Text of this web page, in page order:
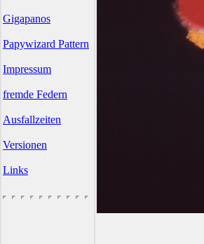
Gigapanos
Papywizard Pattern
Impressum
fremde Federn
Ausfallzeiten
Versionen
Links